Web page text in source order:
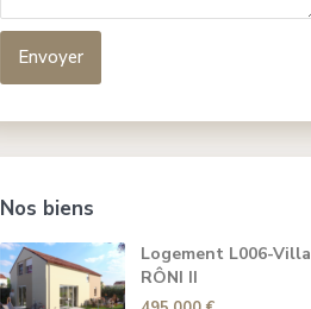
Envoyer
Nos biens
Logement L006-Villa
RÔNI II